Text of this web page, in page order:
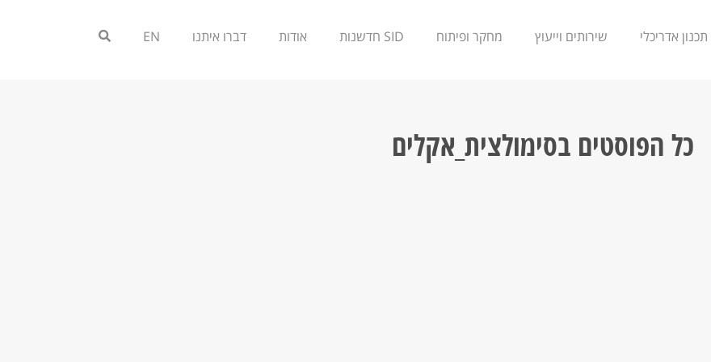
תכנון אדריכלי שירותים וייעוץ מחקר ופיתוח SID חדשנות אודות דברו איתנו EN
כל הפוסטים בסימולצית_אקלים